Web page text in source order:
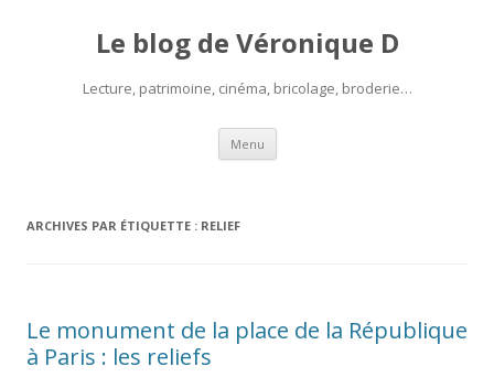
Le blog de Véronique D
Lecture, patrimoine, cinéma, bricolage, broderie…
Menu Aller
contenu
ARCHIVES PAR ÉTIQUETTE : RELIEF
Le monument de la place de la République
à Paris : les reliefs